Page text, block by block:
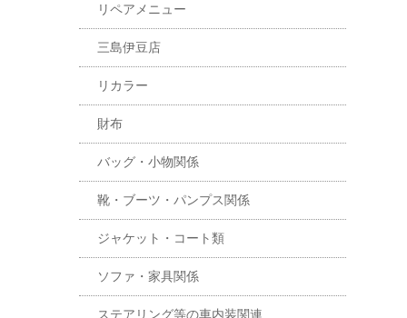
リペアメニュー
三島伊豆店
リカラー
財布
バッグ・小物関係
靴・ブーツ・パンプス関係
ジャケット・コート類
ソファ・家具関係
ステアリング等の車内装関連